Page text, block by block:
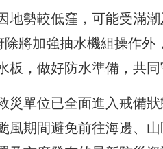
地勢較低窪，可能受滿
將加強抽水機組操作
板，做好防水準備，共同
災單位已全面進入戒備
風期間避免前往海邊、